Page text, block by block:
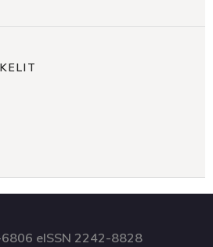
eISSN 2242-8828